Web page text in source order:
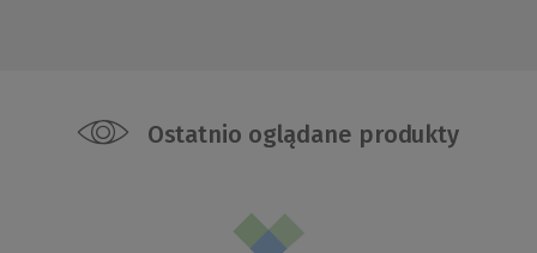
Ostatnio oglądane produkty